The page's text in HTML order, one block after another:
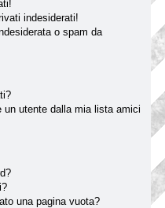
indesiderati!
o spam da
un utente dalla mia lista amici
una pagina vuota?